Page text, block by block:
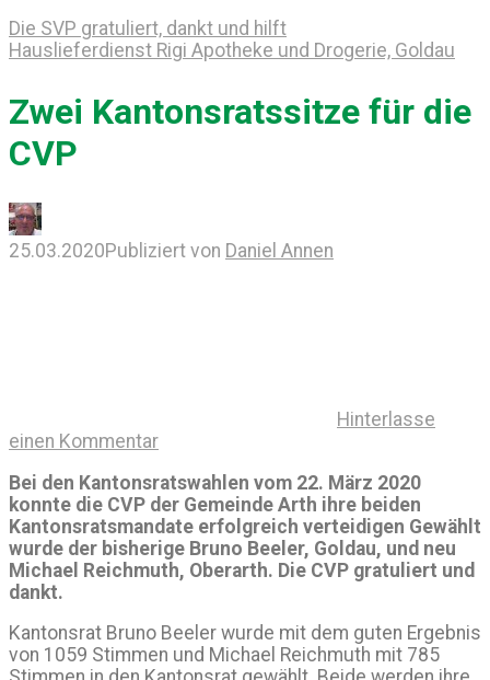
Die SVP gratuliert, dankt und hilft
Hauslieferdienst Rigi Apotheke und Drogerie, Goldau
Zwei Kantonsratssitze für die
CVP
25.03.2020Publiziert von Daniel Annen
Hinterlasse
einen Kommentar
Bei den Kantonsratswahlen vom 22. März 2020
konnte die CVP der Gemeinde Arth ihre beiden
Kantonsratsmandate erfolgreich verteidigen Gewählt
wurde der bisherige Bruno Beeler, Goldau, und neu
Michael Reichmuth, Oberarth. Die CVP gratuliert und
dankt.
Kantonsrat Bruno Beeler wurde mit dem guten Ergebnis
von 1059 Stimmen und Michael Reichmuth mit 785